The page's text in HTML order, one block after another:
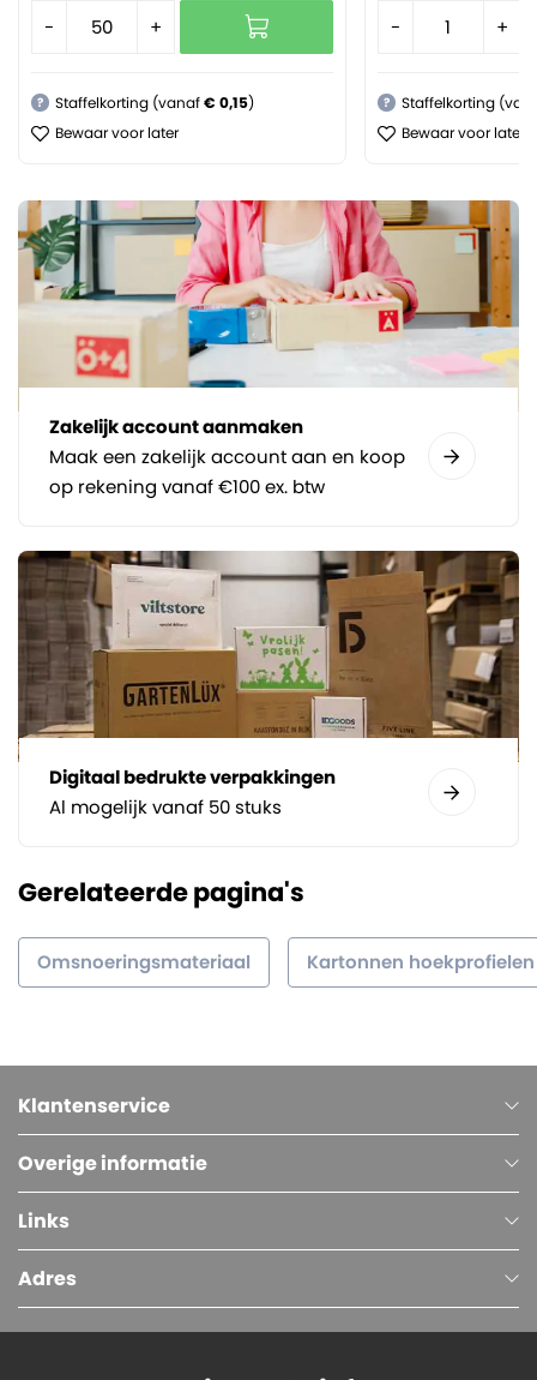
- +
? Staffelkorting (vanaf€ 0,15)
Bewaar voor later
- +
?
Staffelkorting
Bewaar voor later
Zakelijk account aanmaken
Maak een zakelijk account aan en koop
op rekening vanaf €100 ex. btw
Digitaal bedrukte verpakkingen
Al mogelijk vanaf 50 stuks
Gerelateerde pagina's
Omsnoeringsmateriaal Kartonnen hoekprofielen
Klantenservice
Overige informatie
Links
Adres